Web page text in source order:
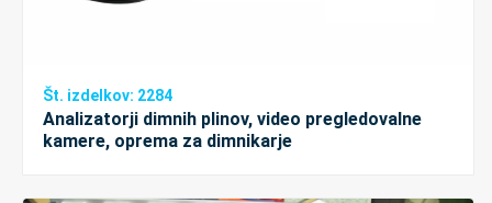
Št. izdelkov: 2284
Analizatorji dimnih plinov, video pregledovalne
kamere, oprema za dimnikarje